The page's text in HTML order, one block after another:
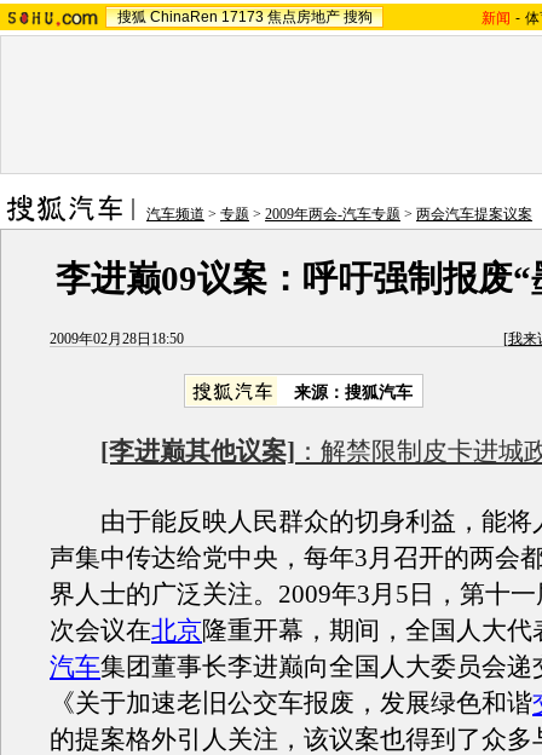
搜狐 ChinaRen 17173 焦点房地产 搜狗 新闻 -
汽车频道 > 专题 > 2009年两会-汽车专题 > 两会汽车提案议案
李进巅09议案：呼吁强制报废“
2009年02月28日18:50 [我来
来源：搜狐汽车
[李进巅其他议案] ：解禁限制皮卡进城
由于能反映人民群众的切身利益，能将
声集中传达给党中央，每年3月召开的两会
界人士的广泛关注。2009年3月5日，第十
次会议在北京隆重开幕，期间，全国人大代
汽车集团董事长李进巅向全国人大委员会递
《关于加速老旧公交车报废，发展绿色和谐
的提案格外引人关注，该议案也得到了众多